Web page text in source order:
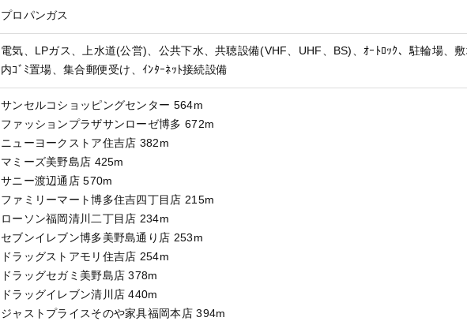
プロパンガス
電気、LPガス、上水道(公営)、公共下水、共聴設備(VHF、UHF、BS)、ｵｰﾄﾛｯｸ、駐輪場、
内ｺﾞﾐ置場、集合郵便受け、ｲﾝﾀｰﾈｯﾄ接続設備
サンセルコショッピングセンター 564m
ファッションプラザサンローゼ博多 672m
ニューヨークストア住吉店 382m
マミーズ美野島店 425m
サニー渡辺通店 570m
ファミリーマート博多住吉四丁目店 215m
ローソン福岡清川二丁目店 234m
セブンイレブン博多美野島通り店 253m
ドラッグストアモリ住吉店 254m
ドラッグセガミ美野島店 378m
ドラッグイレブン清川店 440m
ジャストプライスそのや家具福岡本店 394m